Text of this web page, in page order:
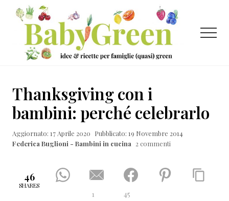
Menu
Passa
contenuto
principale
Passa
laterale
primaria
Passa
ricette
per
famiglie
Menu
Thanksgiving con i
bambini: perché celebrarlo
Aggiornato: 17 Aprile 2020 Pubblicato: 19 Novembre 2014
Federica Buglioni - Bambini in cucina 2 commenti
46
SHARES
1 45